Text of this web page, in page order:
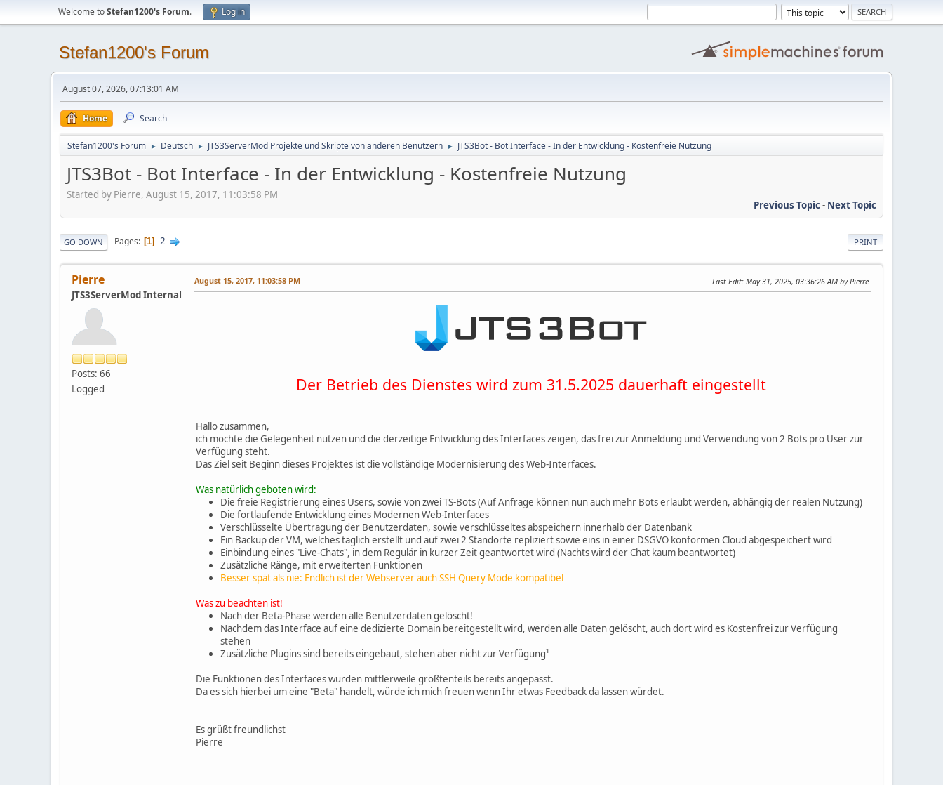
Welcome toStefan1200's Forum. Log in
Stefan1200's Forum
August 07, 2026, 07:13:01 AM
Home Search
Stefan1200's Forum ► Deutsch ► JTS3ServerMod Projekte und Skripte von anderen Benutzern ► JTS3Bot - Bot Interface - In der Entwicklung - Kostenfreie Nutzung
JTS3Bot - Bot Interface - In der Entwicklung - Kostenfreie Nutzung
Started by Pierre, August 15, 2017, 11:03:58 PM
Previous Topic- Next Topic
PRINT
GO DOWN Pages 1 2
Pierre
JTS3ServerMod Internal
Posts: 66
Logged
August 15, 2017, 11:03:58 PM Last Edit: May 31, 2025, 03:36:26 AM by Pierre
Der Betrieb des Dienstes wird zum 31.5.2025 dauerhaft eingestellt
Hallo zusammen,
ich möchte die Gelegenheit nutzen und die derzeitige Entwicklung des Interfaces zeigen, das frei zur Anmeldung und Verwendung von 2 Bots pro User zur
Verfügung steht.
Das Ziel seit Beginn dieses Projektes ist die vollständige Modernisierung des Web-Interfaces.
Was natürlich geboten wird:
Die freie Registrierung eines Users, sowie von zwei TS-Bots (Auf Anfrage können nun auch mehr Bots erlaubt werden, abhängig der realen Nutzung)
Die fortlaufende Entwicklung eines Modernen Web-Interfaces
Verschlüsselte Übertragung der Benutzerdaten, sowie verschlüsseltes abspeichern innerhalb der Datenbank
Ein Backup der VM, welches täglich erstellt und auf zwei 2 Standorte repliziert sowie eins in einer DSGVO konformen Cloud abgespeichert wird
Einbindung eines "Live-Chats", in dem Regulär in kurzer Zeit geantwortet wird (Nachts wird der Chat kaum beantwortet)
Zusätzliche Ränge, mit erweiterten Funktionen
Besser spät als nie: Endlich ist der Webserver auch SSH Query Mode kompatibel
Was zu beachten ist!
Nach der Beta-Phase werden alle Benutzerdaten gelöscht!
Nachdem das Interface auf eine dedizierte Domain bereitgestellt wird, werden alle Daten gelöscht, auch dort wird es Kostenfrei zur Verfügung
stehen
Zusätzliche Plugins sind bereits eingebaut, stehen aber nicht zur Verfügung¹
Die Funktionen des Interfaces wurden mittlerweile größtenteils bereits angepasst.
Da es sich hierbei um eine "Beta" handelt, würde ich mich freuen wenn Ihr etwas Feedback da lassen würdet.
Es grüßt freundlichst
Pierre